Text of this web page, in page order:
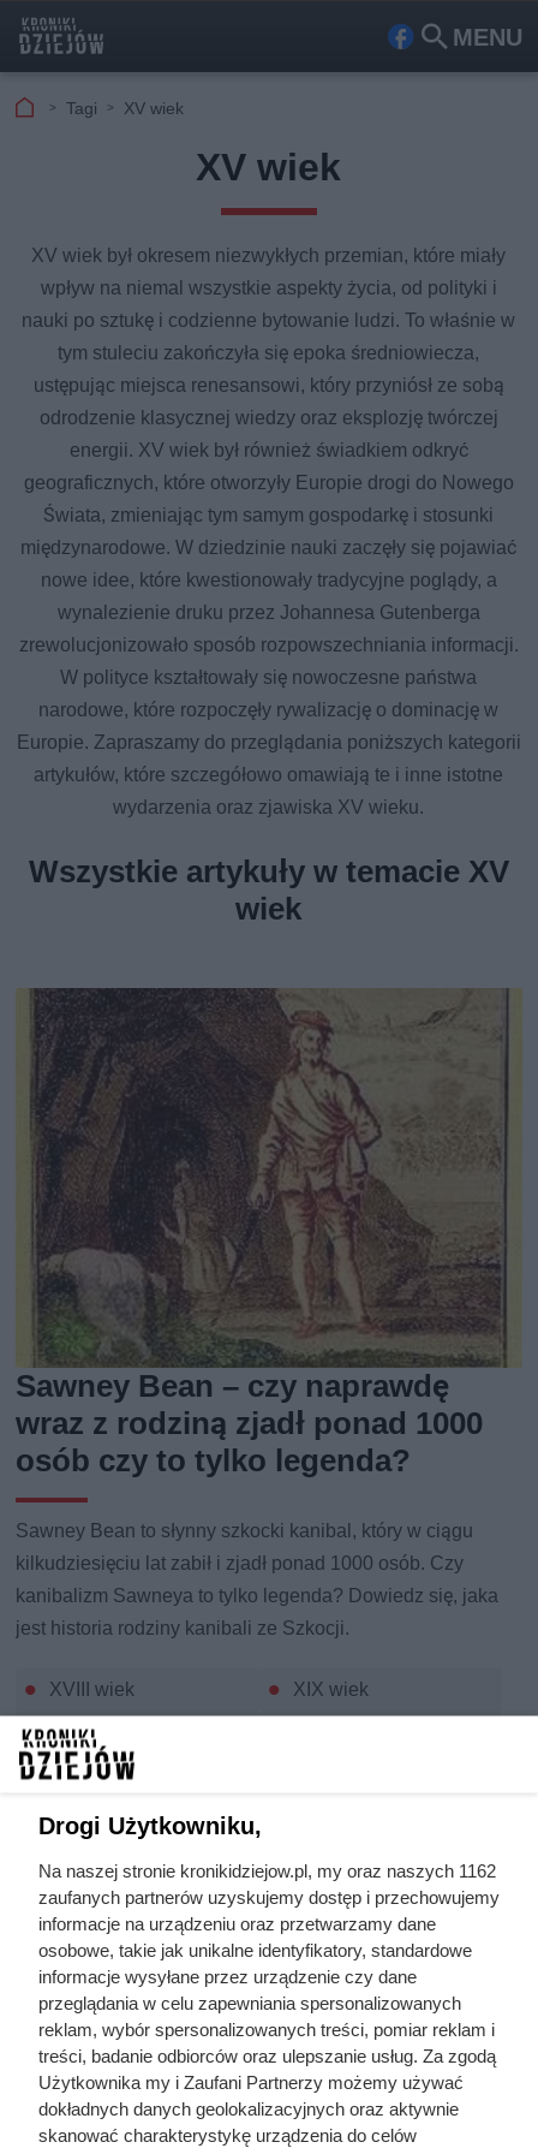
MENU
Fa Szu
Tagi XV wiek
XV wiek
XV wiek był okresem niezwykłych przemian, które miały
wpływ na niemal wszystkie aspekty życia, od polityki i
nauki po sztukę i codzienne bytowanie ludzi. To właśnie w
tym stuleciu zakończyła się epoka średniowiecza,
ustępując miejsca renesansowi, który przyniósł ze sobą
odrodzenie klasycznej wiedzy oraz eksplozję twórczej
energii. XV wiek był również świadkiem odkryć
geograficznych, które otworzyły Europie drogi do Nowego
Świata, zmieniając tym samym gospodarkę i stosunki
międzynarodowe. W dziedzinie nauki zaczęły się pojawiać
nowe idee, które kwestionowały tradycyjne poglądy, a
wynalezienie druku przez Johannesa Gutenberga
zrewolucjonizowało sposób rozpowszechniania informacji.
W polityce kształtowały się nowoczesne państwa
narodowe, które rozpoczęły rywalizację o dominację w
Europie. Zapraszamy do przeglądania poniższych kategorii
artykułów, które szczegółowo omawiają te i inne istotne
wydarzenia oraz zjawiska XV wieku.
Wszystkie artykuły w temacie XV
wiek
Sawney Bean – czy naprawdę
wraz z rodziną zjadł ponad 1000
osób czy to tylko legenda?
Sawney Bean to słynny szkocki kanibal, który w ciągu
kilkudziesięciu lat zabił i zjadł ponad 1000 osób. Czy
kanibalizm Sawneya to tylko legenda? Dowiedz się, jaka
jest historia rodziny kanibali ze Szkocji.
XVIII wiek
XIX wiek
XX wiek
Leonardo da Vinci
XI wiek
Władysław Jagiełło
unie polsko litewskie
historia Litwy
krzyżacy
Witold - Wielki Książę
Litewski
VIII wiek
XVII wiek
wojna stuletnia
I wiek
jagiellonowie
XVI wiek
Drogi Użytkowniku,
Na naszej stronie kronikidziejow.pl, my oraz naszych 1162
zaufanych partnerów uzyskujemy dostęp i przechowujemy
informacje na urządzeniu oraz przetwarzamy dane
osobowe, takie jak unikalne identyfikatory, standardowe
informacje wysyłane przez urządzenie czy dane
przeglądania w celu zapewniania spersonalizowanych
reklam, wybór spersonalizowanych treści, pomiar reklam i
treści, badanie odbiorców oraz ulepszanie usług. Za zgodą
Użytkownika my i Zaufani Partnerzy możemy używać
dokładnych danych geolokalizacyjnych oraz aktywnie
skanować charakterystykę urządzenia do celów